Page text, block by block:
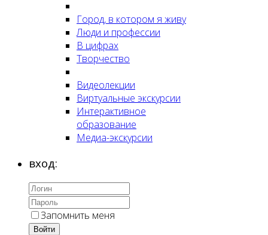
Город, в котором я живу
Люди и профессии
В цифрах
Творчество
Видеолекции
Виртуальные экскурсии
Интерактивное
образование
Медиа-экскурсии
вход:
Запомнить меня
Войти